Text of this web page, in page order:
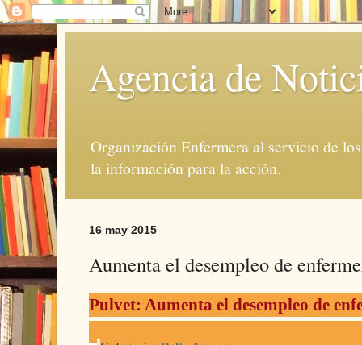
Agencia de
Organización Enfermera al servicio de
la información para la acción.
16 may 2015
Aumenta el desempleo de
Pulvet: Aumenta el desempleo de